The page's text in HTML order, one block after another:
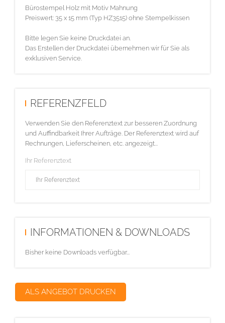
Bürostempel Holz mit Motiv Mahnung
Preiswert: 35 x 15 mm (Typ HZ3515) ohne Stempelkissen
Bitte legen Sie keine Druckdatei an.
Das Erstellen der Druckdatei übernehmen wir für Sie als
exklusiven Service.
REFERENZFELD
Verwenden Sie den Referenztext zur besseren Zuordnung
und Auffindbarkeit Ihrer Aufträge. Der Referenztext wird auf
Rechnungen, Lieferscheinen, etc. angezeigt...
Ihr Referenztext
INFORMATIONEN & DOWNLOADS
Bisher keine Downloads verfügbar...
ALS ANGEBOT DRUCKEN